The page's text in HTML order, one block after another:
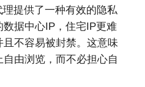
提供了一种有效的隐私
据中心IP，住宅IP更难
不容易被封禁。这意味
由浏览，而不必担心自